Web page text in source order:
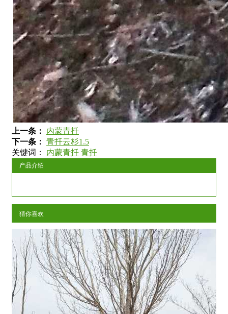
上一条：
内蒙青扦
下一条： 青扦云杉1.5
关键词： 内蒙青扦 青扦
产品介绍
猜你喜欢